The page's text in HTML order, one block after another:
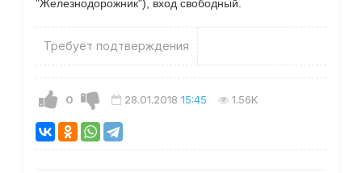
"Железнодорожник"), вход свободный.
Требует подтверждения
0 28.01.2018 15:45 1.56K